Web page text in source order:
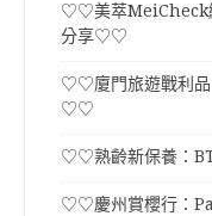
♡♡美萃MeiCheck
分享♡♡
♡♡廈門旅遊戰利品
♡♡
♡♡熟齡新保養：
♡♡慶州賞櫻行：